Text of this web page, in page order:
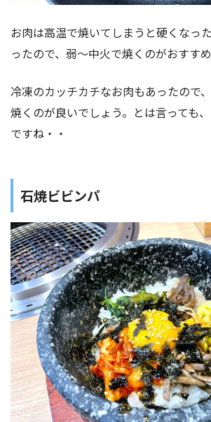
お肉は高温で焼いてしまうと硬くなっ
ったので、弱〜中火で焼くのがおすすめ
冷凍のカッチカチなお肉もあったので
焼くのが良いでしょう。とは言っても
ですね・・
石焼ビビンパ